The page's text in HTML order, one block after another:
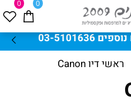
0 0
ראשי דיו Canon